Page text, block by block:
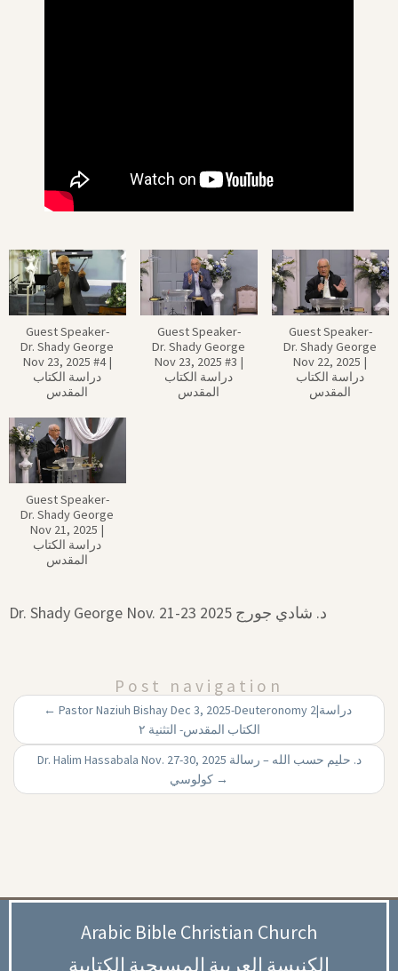
Guest Speaker-
Dr. Shady George
Nov 23, 2025 #4 |‏
دراسة الكتاب
المقدس
Guest Speaker-
Dr. Shady George
Nov 23, 2025 #3 |‏
دراسة الكتاب
المقدس
Guest Speaker-
Dr. Shady George
Nov 22, 2025 |‏
دراسة الكتاب
المقدس
Guest Speaker-
Dr. Shady George
Nov 21, 2025 |‏
دراسة الكتاب
المقدس
Dr. Shady George Nov. 21-23 2025 د. شادي جورج
Post navigation
← Pastor Naziuh Bishay Dec 3, 2025-Deuteronomy 2|‏ دراسة
الكتاب المقدس- التثنية ٢
Dr. Halim Hassabala Nov. 27-30, 2025 د. حليم حسب الله – رسالة
→
Arabic Bible Christian Church
الكنيسة العربية المسيحية الكتابية